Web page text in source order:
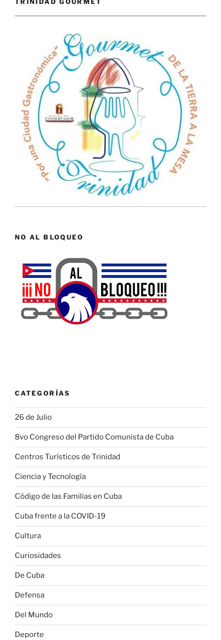
NO AL BLOQUEO
CATEGORÍAS
26 de Julio
8vo Congreso del Partido Comunista de Cuba
Centros Turísticos de Trinidad
Ciencia y Tecnología
Código de las Familias en Cuba
Cuba frente a la COVID-19
Cultura
Curiosidades
De Cuba
Defensa
Del Mundo
Deporte